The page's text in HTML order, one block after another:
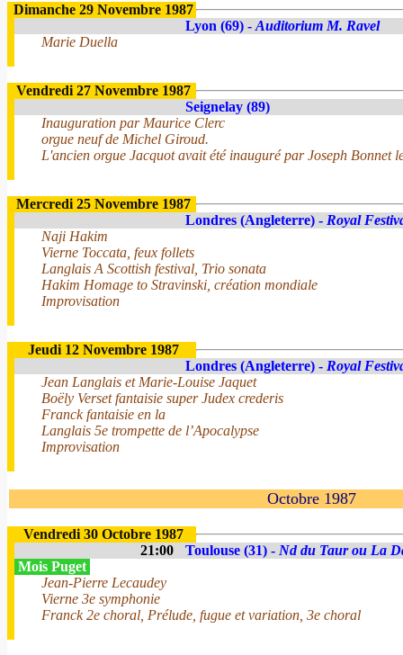
Dimanche 29 Novembre 1987
Lyon (69) - Auditorium M. Ravel
Marie Duella
Vendredi 27 Novembre 1987
Seignelay (89)
Inauguration par Maurice Clerc
orgue neuf de Michel Giroud.
L'ancien orgue Jacquot avait été inauguré par Joseph Bonnet
Mercredi 25 Novembre 1987
Londres (Angleterre) - Royal
Naji Hakim
Vierne Toccata, feux follets
Langlais A Scottish festival, Trio sonata
Hakim Homage to Stravinski, création mondiale
Improvisation
Jeudi 12 Novembre 1987
Londres (Angleterre) - Royal
Jean Langlais et Marie-Louise Jaquet
Boëly Verset fantaisie super Judex crederis
Franck fantaisie en la
Langlais 5e trompette de l’Apocalypse
Improvisation
Octobre 1987
Vendredi 30 Octobre 1987
21:00
Toulouse (31) - Nd du Taur ou La
Mois Puget
Jean-Pierre Lecaudey
Vierne 3e symphonie
Franck 2e choral, Prélude, fugue et variation, 3e choral